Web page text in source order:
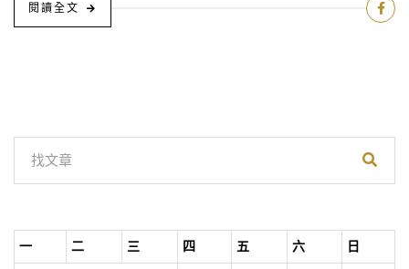
閱讀全文
一 二 三 四 五 六
日